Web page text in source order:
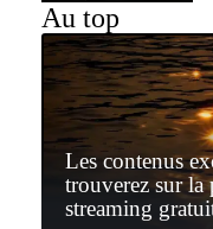
Au top
Les contenus
trouverez sur la
streaming